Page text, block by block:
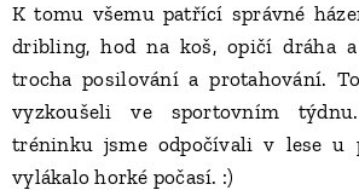
K tomu všemu patřící správné
dribling, hod na koš, opičí dráha a
trocha posilování a protahování.
vyzkoušeli ve sportovním
tréninku jsme odpočívali v lese u
vylákalo horké počasí. :)